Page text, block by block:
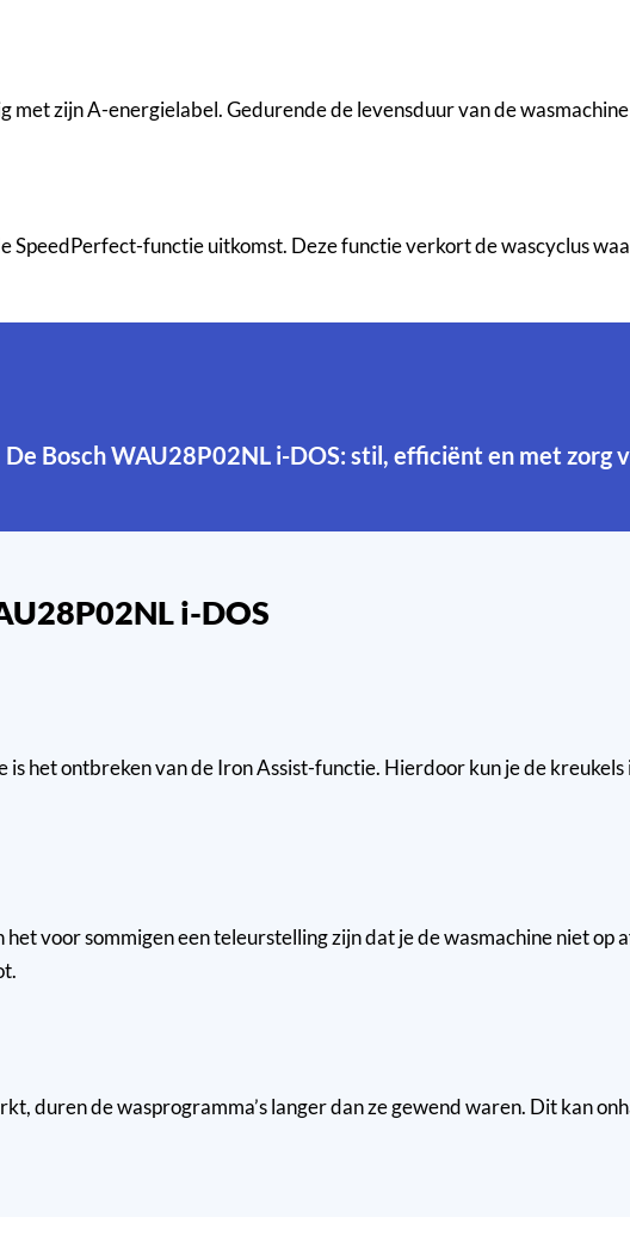
met zijn A-energielabel. Gedurende de levensduur van de
SpeedPerfect-functie uitkomst. Deze functie verkort de wascyclus
De Bosch WAU28P02NL i-DOS: stil, efficiënt en met zorg
i-DOS
is het ontbreken van de Iron Assist-functie. Hierdoor kun je de
voor sommigen een teleurstelling zijn dat je de wasmachine niet op
duren de wasprogramma’s langer dan ze gewend waren. Dit kan